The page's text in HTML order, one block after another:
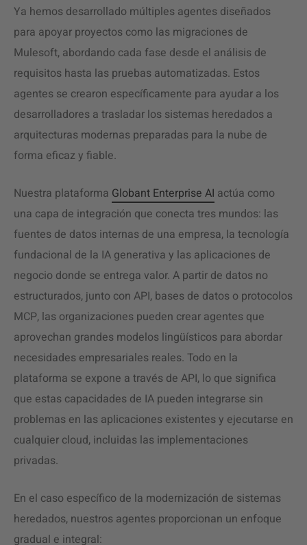
Ya hemos desarrollado múltiples agentes diseñados
para apoyar proyectos como las migraciones de
Mulesoft, abordando cada fase desde el análisis de
requisitos hasta las pruebas automatizadas. Estos
agentes se crearon específicamente para ayudar a los
desarrolladores a trasladar los sistemas heredados a
arquitecturas modernas preparadas para la nube de
forma eficaz y fiable.
Nuestra plataforma Globant Enterprise AI actúa como
una capa de integración que conecta tres mundos: las
fuentes de datos internas de una empresa, la tecnología
fundacional de la IA generativa y las aplicaciones de
negocio donde se entrega valor. A partir de datos no
estructurados, junto con API, bases de datos o protocolos
MCP, las organizaciones pueden crear agentes que
aprovechan grandes modelos lingüísticos para abordar
necesidades empresariales reales. Todo en la
plataforma se expone a través de API, lo que significa
que estas capacidades de IA pueden integrarse sin
problemas en las aplicaciones existentes y ejecutarse en
cualquier cloud, incluidas las implementaciones
privadas.
En el caso específico de la modernización de sistemas
heredados, nuestros agentes proporcionan un enfoque
gradual e integral: